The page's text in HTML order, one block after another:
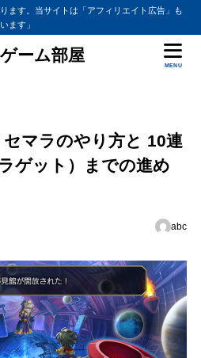
ます。当サイトは「アフィリエイト広告」も
ます」
ーム部屋
MENU
マラのやり方と 10連
ゲット）までの進め
abc